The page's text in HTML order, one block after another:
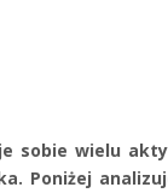
sobie wielu
Poniżej